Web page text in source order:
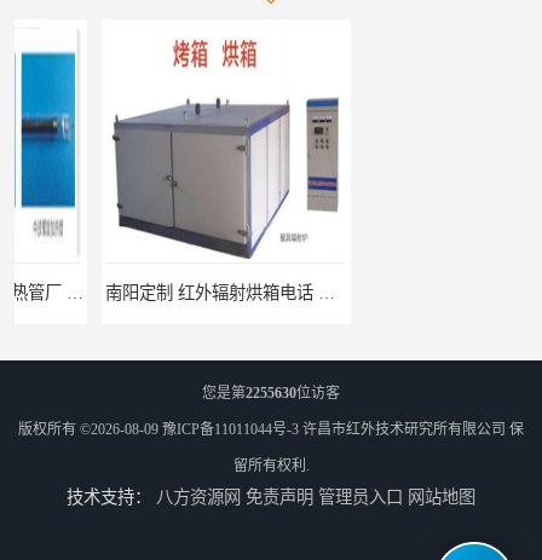
南阳定制 红外辐射烘箱电话 安装便捷 安阳红外辐射烘箱规格 实用性强
您是第2255630位访客
版权所有 ©2026-08-09 豫ICP备11011044号-3 许昌市红外技术研究所有限公司 保
留所有权利.
技术支持： 八方资源网 免责声明 管理员入口 网站地图